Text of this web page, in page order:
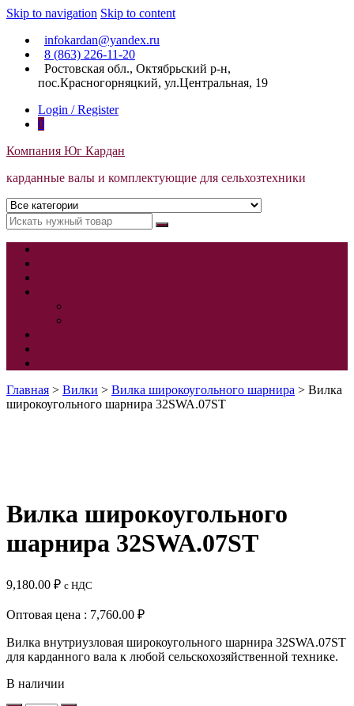
Skip to navigation Skip to content
infokardan@yandex.ru
8 (863) 226-11-20
Ростовская обл., Октябрьский р-н,
пос.Красногорняцкий, ул.Центральная, 19
Login / Register
0
Компания Юг Кардан
карданные валы и комплектующие для сельхозтехники
Главная > Вилки > Вилка широкоугольного шарнира > Вилка
широкоугольного шарнира 32SWA.07ST
Вилка широкоугольного
шарнира 32SWA.07ST
9,180.00 ₽ с НДС
Оптовая цена : 7,760.00 ₽
Вилка внутриузловая широкоугольного шарнира 32SWA.07ST
для карданного вала к любой сельскохозяйственной технике.
В наличии